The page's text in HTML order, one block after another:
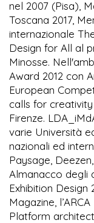
nel 2007 (Pisa),
Toscana 2017,
internazionale
Design for All al
Minosse.
Award 2012 con
European
calls for
Firenze.
varie Università
nazionali ed
Paysage,
Almanacco degli
Exhibition
Magazine,
Platform